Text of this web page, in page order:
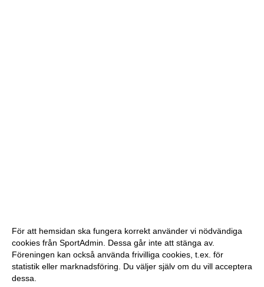
För att hemsidan ska fungera korrekt använder vi nödvändiga
cookies från SportAdmin. Dessa går inte att stänga av.
Föreningen kan också använda frivilliga cookies, t.ex. för
statistik eller marknadsföring. Du väljer själv om du vill acceptera
dessa.